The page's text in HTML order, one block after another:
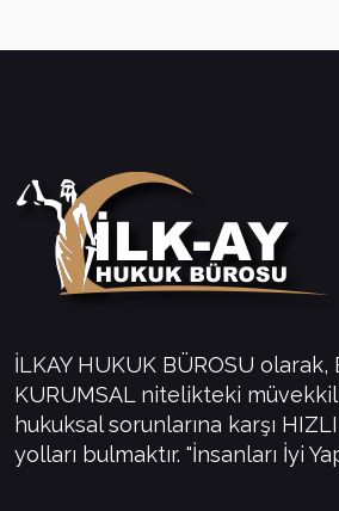
İLKAY HUKUK BÜROSU olarak,
KURUMSAL nitelikteki
hukuksal sorunlarına karşı
yolları bulmaktır. "İnsanları İyi